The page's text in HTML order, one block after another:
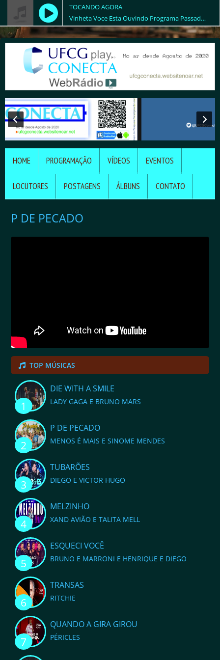
TOCANDO AGORA
Vinheta Voce Esta Ouvindo Programa Passado de Volta - UFCG CONECTA -
HOME PROGRAMAÇÃO VÍDEOS EVENTOS
LOCUTORES POSTAGENS ÁLBUNS CONTATO
P DE PECADO
TOP MÚSICAS
1
DIE WITH A SMILE
LADY GAGA E BRUNO MARS
2
P DE PECADO
MENOS É MAIS E SINOME MENDES
3
TUBARÕES
DIEGO E VICTOR HUGO
4
MELZINHO
XAND AVIÃO E TALITA MELL
5
ESQUECI VOCÊ
BRUNO E MARRONI E HENRIQUE E DIEGO
6
TRANSAS
RITCHIE
7
QUANDO A GIRA GIROU
PÉRICLES